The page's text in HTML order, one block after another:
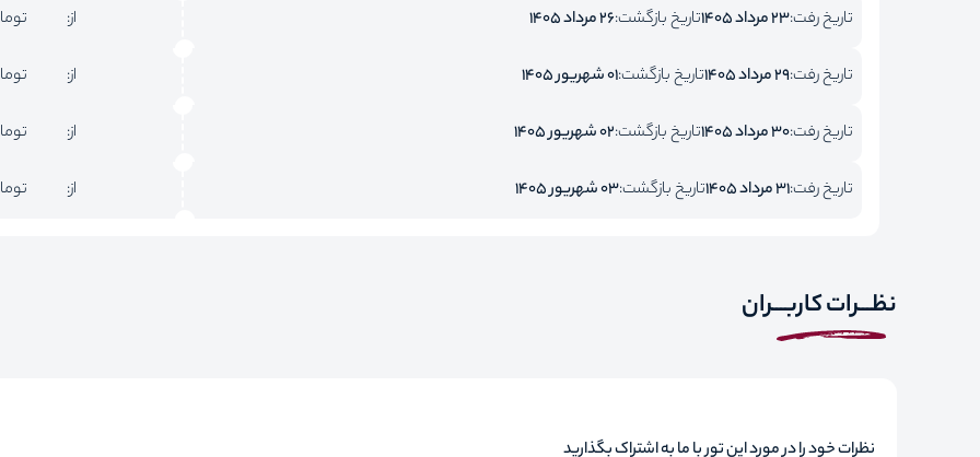
تاریخ رفت:23 مرداد 1405 تاریخ بازگشت:26 مرداد 1405 از:
تاریخ رفت:29 مرداد 1405 تاریخ بازگشت:01 شهریور 1405 از:
تاریخ رفت:30 مرداد 1405 تاریخ بازگشت:02 شهریور 1405 از:
تاریخ رفت:31 مرداد 1405 تاریخ بازگشت:03 شهریور 1405 از:
نظـــرات کاربـــران
نظرات خود را در مورد این تور با ما به اشتراک بگذارید